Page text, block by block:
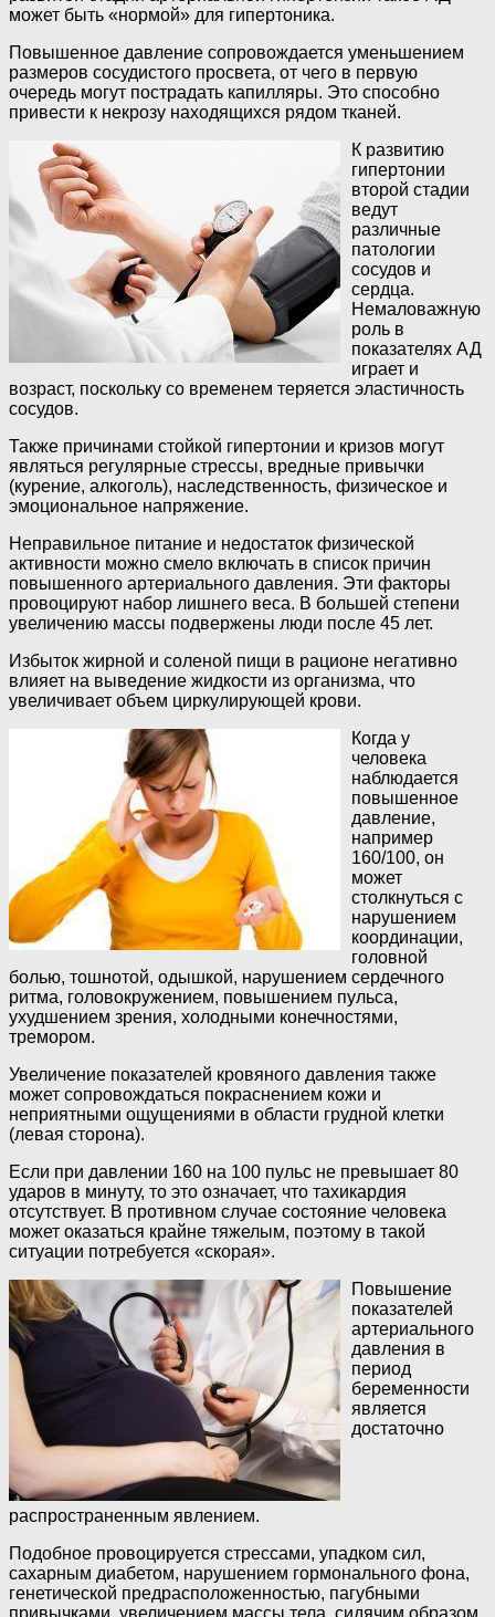
может быть «нормой» для гипертоника.
Повышенное давление сопровождается уменьшением
размеров сосудистого просвета, от чего в первую
очередь могут пострадать капилляры. Это способно
привести к некрозу находящихся рядом тканей.
К развитию
гипертонии
второй стадии
ведут
различные
патологии
сосудов и
сердца.
Немаловажную
роль в
показателях АД
играет и
возраст, поскольку со временем теряется эластичность
сосудов.
Также причинами стойкой гипертонии и кризов могут
являться регулярные стрессы, вредные привычки
(курение, алкоголь), наследственность, физическое и
эмоциональное напряжение.
Неправильное питание и недостаток физической
активности можно смело включать в список причин
повышенного артериального давления. Эти факторы
провоцируют набор лишнего веса. В большей степени
увеличению массы подвержены люди после 45 лет.
Избыток жирной и соленой пищи в рационе негативно
влияет на выведение жидкости из организма, что
увеличивает объем циркулирующей крови.
Когда у
человека
наблюдается
повышенное
давление,
например
160/100, он
может
столкнуться с
нарушением
координации,
головной
болью, тошнотой, одышкой, нарушением сердечного
ритма, головокружением, повышением пульса,
ухудшением зрения, холодными конечностями,
тремором.
Увеличение показателей кровяного давления также
может сопровождаться покраснением кожи и
неприятными ощущениями в области грудной клетки
(левая сторона).
Если при давлении 160 на 100 пульс не превышает 80
ударов в минуту, то это означает, что тахикардия
отсутствует. В противном случае состояние человека
может оказаться крайне тяжелым, поэтому в такой
ситуации потребуется «скорая».
Повышение
показателей
артериального
давления в
период
беременности
является
достаточно
распространенным явлением.
Подобное провоцируется стрессами, упадком сил,
сахарным диабетом, нарушением гормонального фона,
генетической предрасположенностью, пагубными
привычками, увеличением массы тела, сидячим образом